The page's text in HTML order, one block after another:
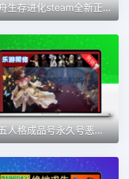
方舟生存进化steam全新正版账号成品号ARK:Survival Evolved白号
第五人格成品号永久号恶之源先知白赤宴联动限定安卓苹果官服账号